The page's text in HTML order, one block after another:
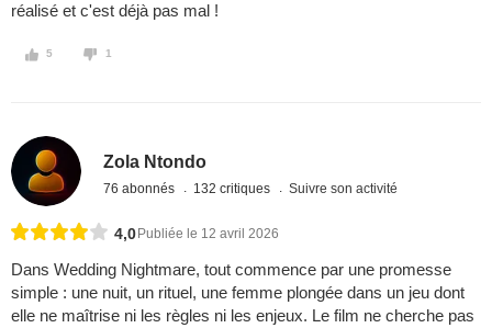
réalisé et c'est déjà pas mal !
5 1
Zola Ntondo
76 abonnés 132 critiques Suivre son activité
4,0 Publiée le 12 avril 2026
Dans Wedding Nightmare, tout commence par une promesse
simple : une nuit, un rituel, une femme plongée dans un jeu dont
elle ne maîtrise ni les règles ni les enjeux. Le film ne cherche pas